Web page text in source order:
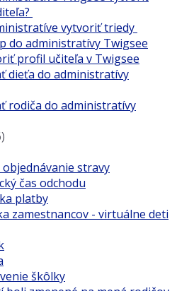
vytvoriť triedy
do administratívy Twigsee
profil učiteľa v Twigsee
dieťa do administratívy
rodiča do administratívy
objednávanie stravy
čas odchodu
platby
zamestnancov - virtuálne deti
škôlky